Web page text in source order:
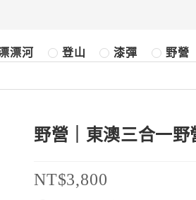
漂河 登山 漆彈 野營
野營｜東澳三合一野
NT$3,800